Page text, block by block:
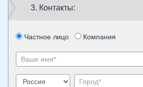
3. Контакты:
Частное лицо Компания